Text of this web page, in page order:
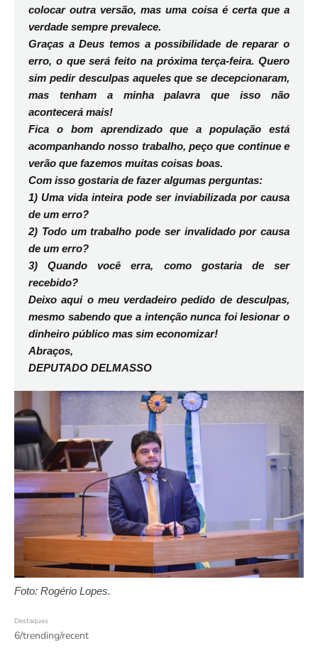
colocar outra versão, mas uma coisa é certa que a
verdade sempre prevalece.
Graças a Deus temos a possibilidade de reparar o
erro, o que será feito na próxima terça-feira. Quero
sim pedir desculpas aqueles que se decepcionaram,
mas tenham a minha palavra que isso não
acontecerá mais!
Fica o bom aprendizado que a população está
acompanhando nosso trabalho, peço que continue e
verão que fazemos muitas coisas boas.
Com isso gostaria de fazer algumas perguntas:
1) Uma vida inteira pode ser inviabilizada por causa
de um erro?
2) Todo um trabalho pode ser invalidado por causa
de um erro?
3) Quando você erra, como gostaria de ser
recebido?
Deixo aqui o meu verdadeiro pedido de desculpas,
mesmo sabendo que a intenção nunca foi lesionar o
dinheiro público mas sim economizar!
Abraços,
DEPUTADO DELMASSO
Foto: Rogério Lopes.
Destaques
6/trending/recent